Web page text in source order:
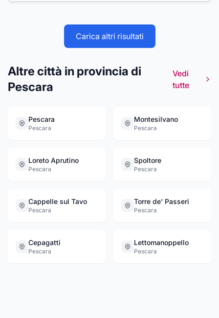
Carica altri risultati
Altre città in provincia di
Pescara
Vedi
tutte
Pescara
Pescara
Montesilvano
Pescara
Loreto Aprutino
Pescara
Spoltore
Pescara
Cappelle sul Tavo
Pescara
Torre de' Passeri
Pescara
Cepagatti
Pescara
Lettomanoppello
Pescara